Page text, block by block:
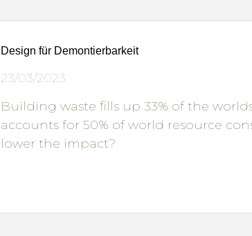
Design für Demontierbarkeit
23/03/2023
Building waste fills up 33% of the
accounts for 50% of world resource
lower the impact?